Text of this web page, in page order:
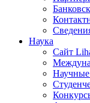
Наука
Сайт